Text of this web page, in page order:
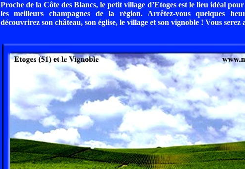
Proche de la Côte des Blancs, le petit village d’Etoges est le lieu idéal
les meilleurs champagnes de la région. Arrêtez-vous quelques
découvrirez son château, son église, le village et son vignoble ! Vous